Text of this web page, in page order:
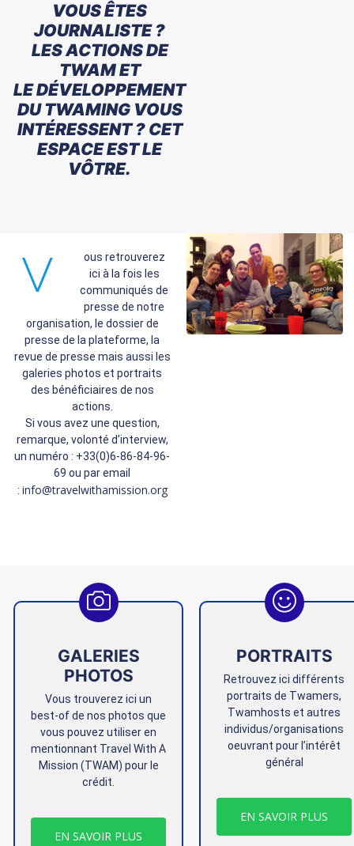
VOUS ÊTES
JOURNALISTE ?
LES ACTIONS DE
TWAM ET
LE DÉVELOPPEMENT
DU TWAMING VOUS
INTÉRESSENT ? CET
ESPACE EST LE
VÔTRE.
V
ous retrouverez
ici à la fois les
communiqués de
presse de notre
organisation, le dossier de
presse de la plateforme, la
revue de presse mais aussi les
galeries photos et portraits
des bénéficiaires de nos
actions.
Si vous avez une question,
remarque, volonté d’interview,
un numéro : +33(0)6-86-84-96-
69 ou par email
: info@travelwithamission.org
GALERIES
PHOTOS
Vous trouverez ici un
best-of de nos photos que
vous pouvez utiliser en
mentionnant Travel With A
Mission (TWAM) pour le
crédit.
EN SAVOIR PLUS
PORTRAITS
Retrouvez ici différents
portraits de Twamers,
Twamhosts et autres
individus/organisations
oeuvrant pour l’intérêt
général
EN SAVOIR PLUS